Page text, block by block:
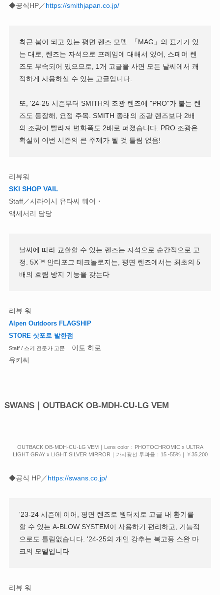
◆공식HP／https://smithjapan.co.jp/
최근 붐이 되고 있는 평면 렌즈 모델. 「MAG」의 표기가 있
는 대로, 렌즈는 자석으로 프레임에 대해서 있어, 스페어 렌
즈도 부속되어 있으므로, 1개 고글을 사면 모든 날씨에서 쾌
적하게 사용하실 수 있는 고글입니다.
또, '24-25 시즌부터 SMITH의 조광 렌즈에 "PRO"가 붙는 렌
즈도 등장해, 요점 주목. SMITH 종래의 조광 렌즈보다 2배
의 조광이 빨라져 변화폭도 2배로 퍼졌습니다. PRO 조광은
확실히 이번 시즌의 큰 주제가 될 것 틀림 없음!
리뷰워
SKI SHOP VAIL
Staff／시라이시 유타씨 웨어・
액세서리 담당
날씨에 따라 교환할 수 있는 렌즈는 자석으로 순간적으로 고
정. 5X™ 안티포그 테크놀로지는, 평면 렌즈에서는 최초의 5
배의 흐림 방지 기능을 갖는다
리뷰 워
Alpen Outdoors FLAGSHIP
STORE 삿포로 발한점
Staff / 스키 전문가 고문
이토 히로
유키씨
SWANS｜OUTBACK OB-MDH-CU-LG VEM
OUTBACK OB-MDH-CU-LG VEM｜Lens color：PHOTOCHROMIC x ULTRA
LIGHT GRAY x LIGHT SILVER MIRROR｜가시광선 투과율：15 -55%｜￥35,200
◆공식 HP／https://swans.co.jp/
'23-24 시즌에 이어, 평면 렌즈로 원터치로 고글 내 환기를
할 수 있는 A-BLOW SYSTEM이 사용하기 편리하고, 기능적
으로도 틀림없습니다. '24-25의 개인 강추는 복고풍 스완 마
크의 모델입니다
리뷰 워